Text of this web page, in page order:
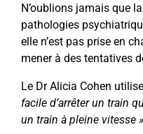
N’oublions jamais que
pathologies
elle n’est pas prise en
mener à des tentatives
Le Dr Alicia Cohen
facile d’arrêter un train
un train à pleine vitesse